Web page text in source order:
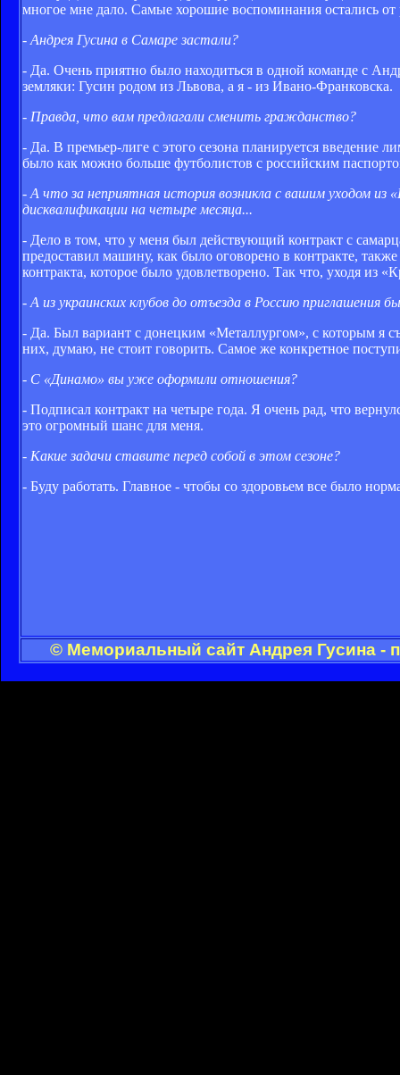
многое мне дало. Самые хорошие воспоминания остались
- Андрея Гусина в Самаре застали?
- Да. Очень приятно было находиться в одной команде с
земляки: Гусин родом из Львова, а я - из Ивано-Франковска.
- Правда, что вам предлагали сменить гражданство?
- Да. В премьер-лиге с этого сезона планируется введение
было как можно больше футболистов с российским
- А что за неприятная история возникла с вашим уходом
дисквалификации на четыре месяца...
- Дело в том, что у меня был действующий контракт с
предоставил машину, как было оговорено в контракте,
контракта, которое было удовлетворено. Так что, уходя из
- А из украинских клубов до отъезда в Россию приглашения
- Да. Был вариант с донецким «Металлургом», с которым я
них, думаю, не стоит говорить. Самое же конкретное
- С «Динамо» вы уже оформили отношения?
- Подписал контракт на четыре года. Я очень рад, что
это огромный шанс для меня.
- Какие задачи ставите перед собой в этом сезоне?
- Буду работать. Главное - чтобы со здоровьем все было
© Мемориальный сайт Андрея Гусина -